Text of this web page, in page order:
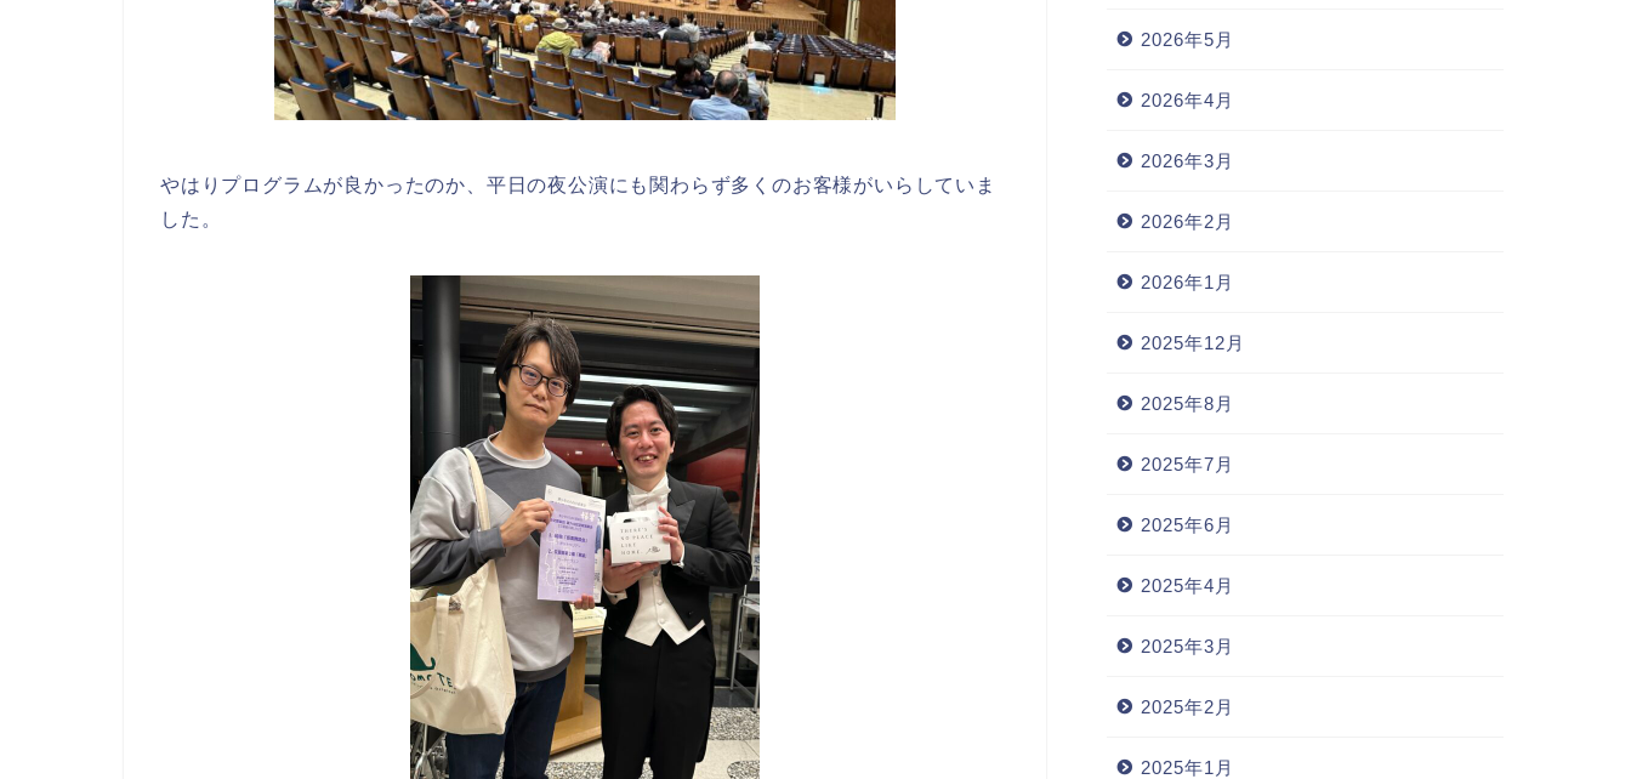
やはりプログラムが良かったのか、平日の夜公演にも関わらず多くのお客様がいらしていま
した。
2026年5月
2026年4月
2026年3月
2026年2月
2026年1月
2025年12月
2025年8月
2025年7月
2025年6月
2025年4月
2025年3月
2025年2月
2025年1月